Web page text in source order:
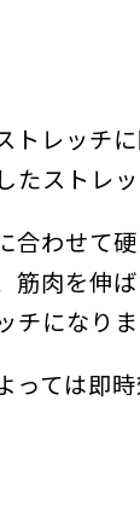
トレッチ
たストレッ
合わせて
筋肉を伸
チになりま
っては即